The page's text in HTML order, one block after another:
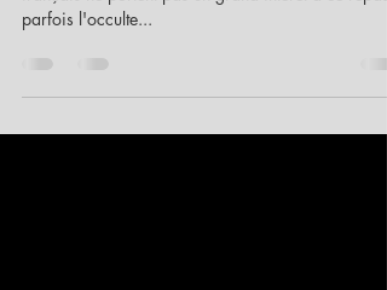
Le petit-déjeuner à la française En grande partie les